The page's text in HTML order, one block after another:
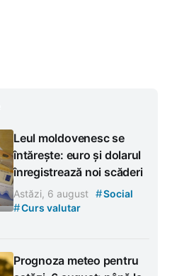
Leul moldovenesc se
întărește: euro și dolarul
înregistrează noi scăderi
Astăzi, 6 august #Social
#Curs valutar
Prognoza meteo pentru